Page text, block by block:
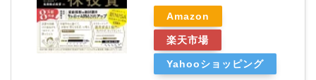
Amazon
楽天市場
Yahooショッピング